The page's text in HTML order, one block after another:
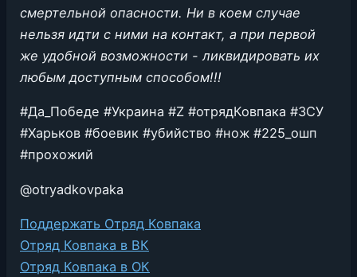
смертельной опасности. Ни в коем случае
нельзя идти с ними на контакт, а при первой
же удобной возможности - ликвидировать их
любым доступным способом!!!
#Да_Победе #Украина #Z #отрядКовпака #ЗСУ
#Харьков #боевик #убийство #нож #225_ошп
#прохожий
@otryadkovpaka
Поддержать Отряд Ковпака
Отряд Ковпака в ВК
Отряд Ковпака в ОК